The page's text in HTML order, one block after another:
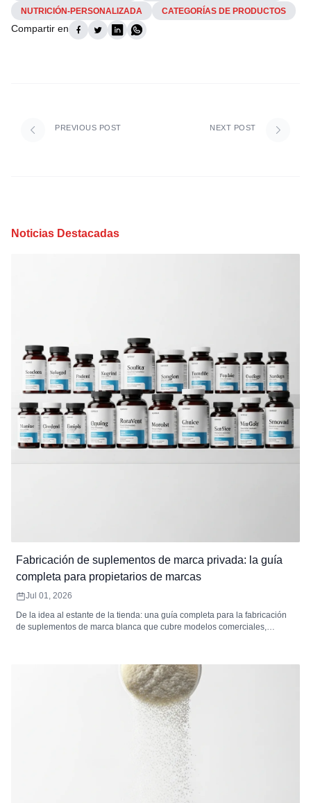
NUTRICIÓN-PERSONALIZADA
CATEGORÍAS DE PRODUCTOS
Compartir en
PREVIOUS POST NEXT POST
Noticias Destacadas
Fabricación de suplementos de marca privada: la guía
completa para propietarios de marcas
Jul 01, 2026
De la idea al estante de la tienda: una guía completa para la fabricación
de suplementos de marca blanca que cubre modelos comerciales,
fabricante de suplementos de marca blanca adecuado.